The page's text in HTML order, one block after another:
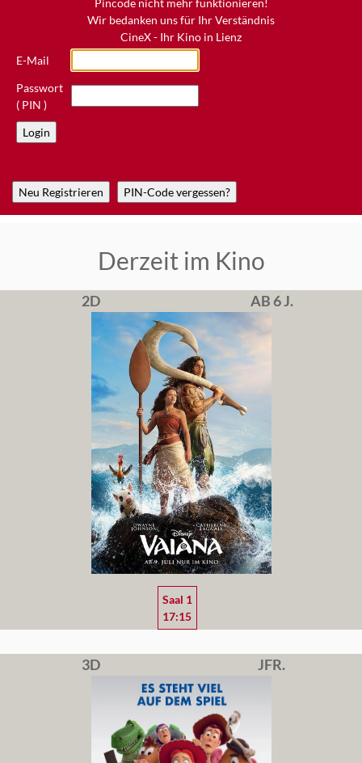
Pincode nicht mehr funktionieren!
Wir bedanken uns für Ihr Verständnis
CineX - Ihr Kino in Lienz
E-Mail
Passwort
( PIN )
Derzeit im Kino
2D AB 6 J.
Saal 1
17:15
3D JFR.